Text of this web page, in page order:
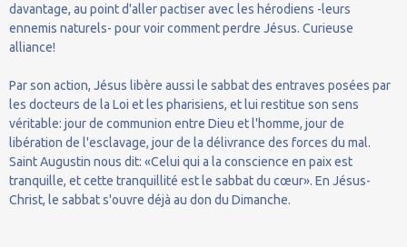
davantage, au point d'aller pactiser avec les hérodiens -leurs
ennemis naturels- pour voir comment perdre Jésus. Curieuse
alliance!
Par son action, Jésus libère aussi le sabbat des entraves posées par
les docteurs de la Loi et les pharisiens, et lui restitue son sens
véritable: jour de communion entre Dieu et l'homme, jour de
libération de l'esclavage, jour de la délivrance des forces du mal.
Saint Augustin nous dit: «Celui qui a la conscience en paix est
tranquille, et cette tranquillité est le sabbat du cœur». En Jésus-
Christ, le sabbat s'ouvre déjà au don du Dimanche.